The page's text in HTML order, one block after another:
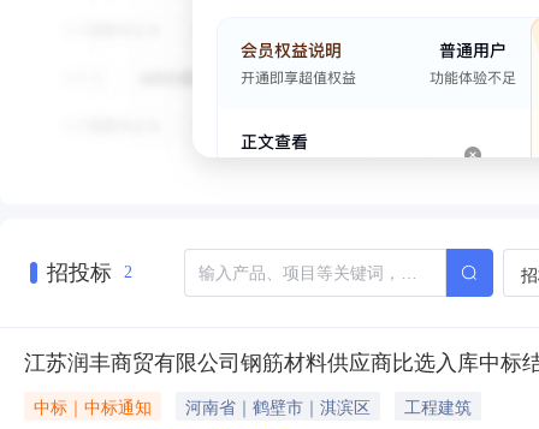
招投标 2
江苏润丰商贸有限公司钢筋材料供应商比选入库中标
中标｜中标通知 河南省｜鹤壁市｜淇滨区
工程建筑